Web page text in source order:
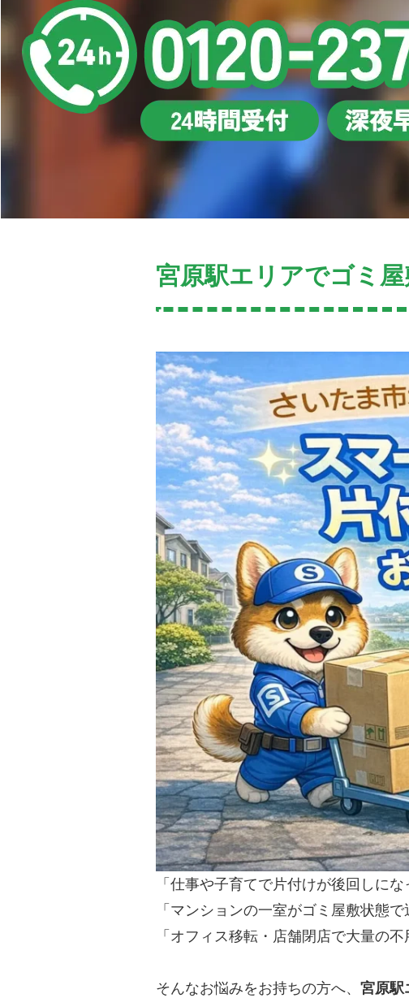
宮原駅エリアでゴミ
「仕事や子育てで片付けが後回しにな
「マンションの一室がゴミ屋敷状態で
「オフィス移転・店舗閉店で大量の不
そんなお悩みをお持ちの方へ、 宮原駅